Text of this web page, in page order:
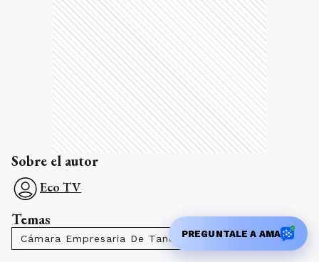
Sobre el autor
Eco TV
Temas
Cámara Empresaria De Tandil Empleo
PREGUNTALE A AMA